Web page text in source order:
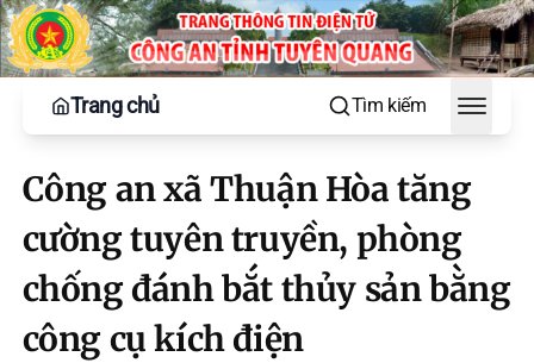
Trang chủ Tìm kiếm
Toggle
Công an xã Thuận Hòa tăng
cường tuyên truyền, phòng
chống đánh bắt thủy sản bằng
công cụ kích điện